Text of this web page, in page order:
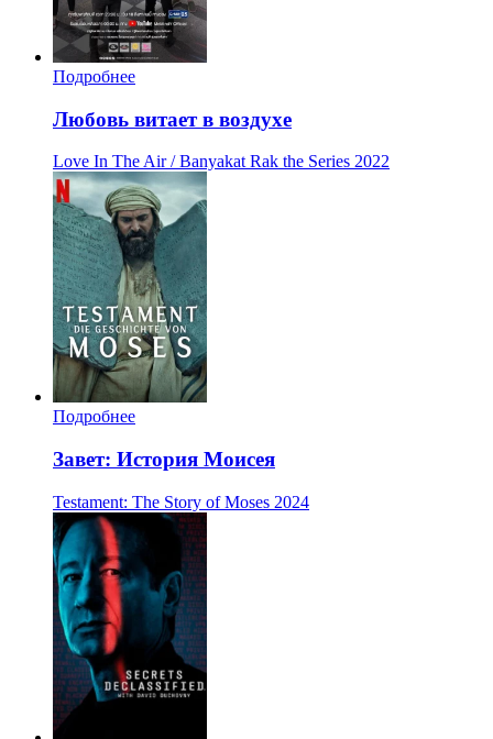
Подробнее
Любовь витает в воздухе
Love In The Air / Banyakat Rak the Series 2022
Подробнее
Завет: История Моисея
Testament: The Story of Moses 2024